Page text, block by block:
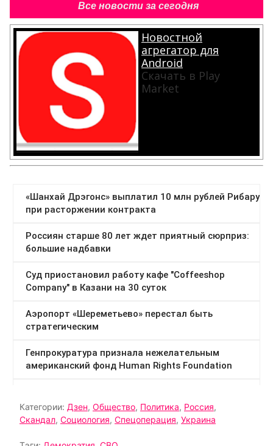
Все новости за сегодня
Новостной
агрегатор для
Android
Скачать в Play
Market
Категории: Дзен, Общество, Политика, Россия,
Скандал, Социология, Спецоперация, Украина